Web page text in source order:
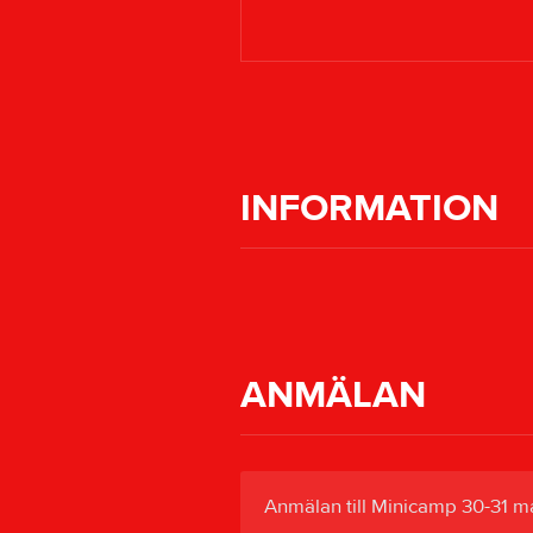
INFORMATION
ANMÄLAN
Anmälan till Minicamp 30-31